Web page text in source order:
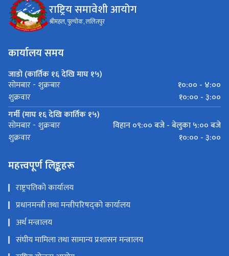
राष्ट्रिय समावेशी आयोग
श्रीमहल, पुल्चोक, ललितपुर
कार्यालय समय
जाडो (कार्तिक १६ देखि माघ १५)
सोमबार - शुक्रबार
१०:०० - ४:००
शुक्रवार
१०:०० - ३:००
गर्मी (माघ १६ देखि कार्तिक १५)
सोमबार - शुक्रबार
विहान ०९:०० बजे - बेलुका ५:०० बजे
शुक्रवार
१०:०० - ३:००
महत्त्वपूर्ण लिङ्कहरू
राष्ट्रपतिको कार्यालय
प्रधानमन्त्री तथा मन्त्रीपरिषद्को कार्यालय
अर्थ मन्त्रालय
संघीय मामिला तथा सामान्य प्रशासन मन्त्रालय